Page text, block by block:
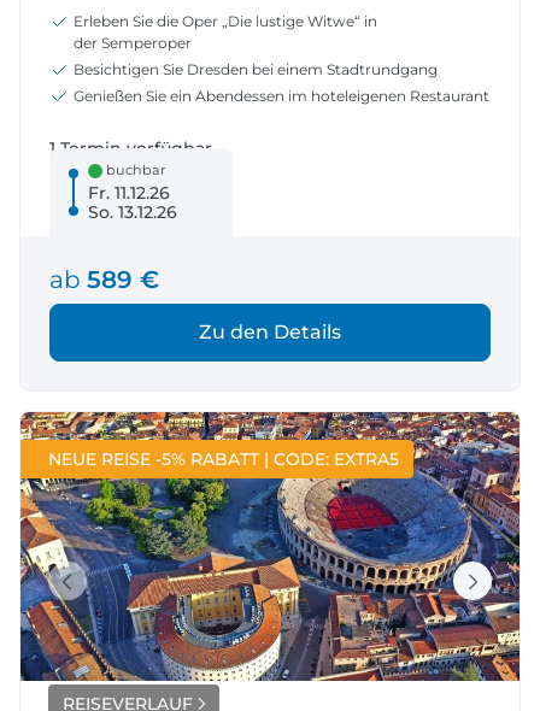
Erleben Sie die Oper „Die lustige Witwe“ in
der Semperoper
Besichtigen Sie Dresden bei einem Stadtrundgang
Genießen Sie ein Abendessen im hoteleigenen Restaurant
buchbar
Fr. 11.12.26
So. 13.12.26
1 Termin verfügbar
ab 589 €
Zu den Details
NEUE REISE -5% RABATT | CODE: EXTRA5
REISEVERLAUF